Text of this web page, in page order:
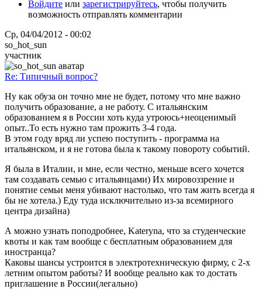
Войдите или зарегистрируйтесь, чтобы получить
возможность отправлять комментарии
Ср, 04/04/2012 - 00:02
so_hot_sun
участник
Re: Типичный вопрос?
Ну как обуза он точно мне не будет, потому что мне важно
получить образование, а не работу. С итальянским
образованием я в России хоть куда утроюсь+неоценимый
опыт..То есть нужно там прожить 3-4 года.
В этом году вряд ли успею поступить - программа на
итальянском, и я не готова была к такому повороту событий.
Я была в Италии, и мне, если честно, меньше всего хочется
там создавать семью с итальянцами) Их мировоззрение и
понятие семьи меня убивают настолько, что там жить всегда я
бы не хотела.) Еду туда исключительно из-за всемирного
центра дизайна)
А можно узнать поподробнее, Kateryna, что за студенческие
квоты и как там вообще с бесплатным образованием для
иностранца?
Каковы шансы устроится в электротехническую фирму, с 2-х
летним опытом работы? И вообще реально как то достать
приглашение в России(легально)